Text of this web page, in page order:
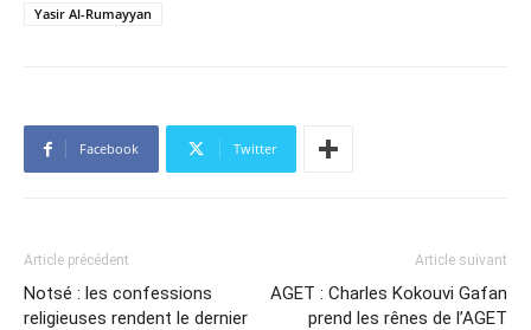
Yasir Al-Rumayyan
Facebook Twitter
Article précédent
Notsé : les confessions
religieuses rendent le dernier
Article suivant
AGET : Charles Kokouvi Gafan
prend les rênes de l’AGET